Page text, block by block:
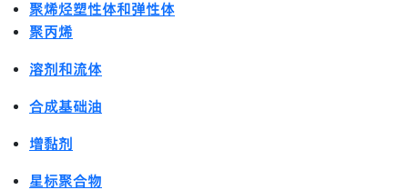
聚烯烃塑性体和弹性体
聚丙烯
溶剂和流体
合成基础油
增黏剂
星标聚合物